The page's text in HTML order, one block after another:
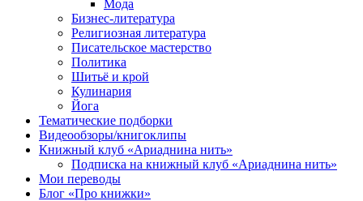
Мода
Бизнес-литература
Религиозная литература
Писательское мастерство
Политика
Шитьё и крой
Кулинария
Йога
Тематические подборки
Видеообзоры/книгоклипы
Книжный клуб «Ариаднина нить»
Подписка на книжный клуб «Ариаднина нить»
Мои переводы
Блог «Про книжки»